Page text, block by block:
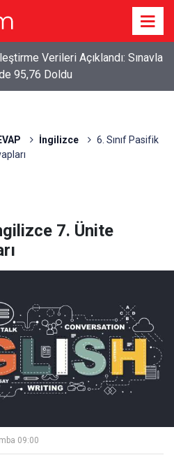
Verileri Açıklandı: Sınavla
95,76 Doldu
İngilizce
6. Sınıf Pasifik
7. Ünite
09:00